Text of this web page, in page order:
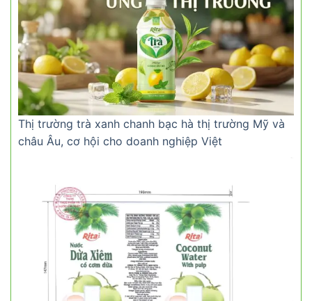
Thị trường trà xanh chanh bạc hà thị trường Mỹ và
châu Âu, cơ hội cho doanh nghiệp Việt